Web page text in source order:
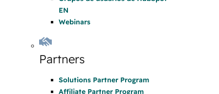
EN
Webinars
Partners
Solutions Partner Program
Affiliate Partner Program